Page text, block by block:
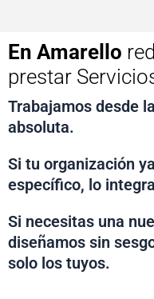
En Amarello
prestar
Trabajamos desde
absoluta.
Si tu organización
específico, lo
Si necesitas una
diseñamos sin
solo los tuyos.